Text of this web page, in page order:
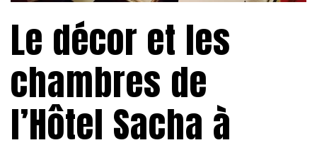
Le décor et les
chambres de
l’Hôtel Sacha à